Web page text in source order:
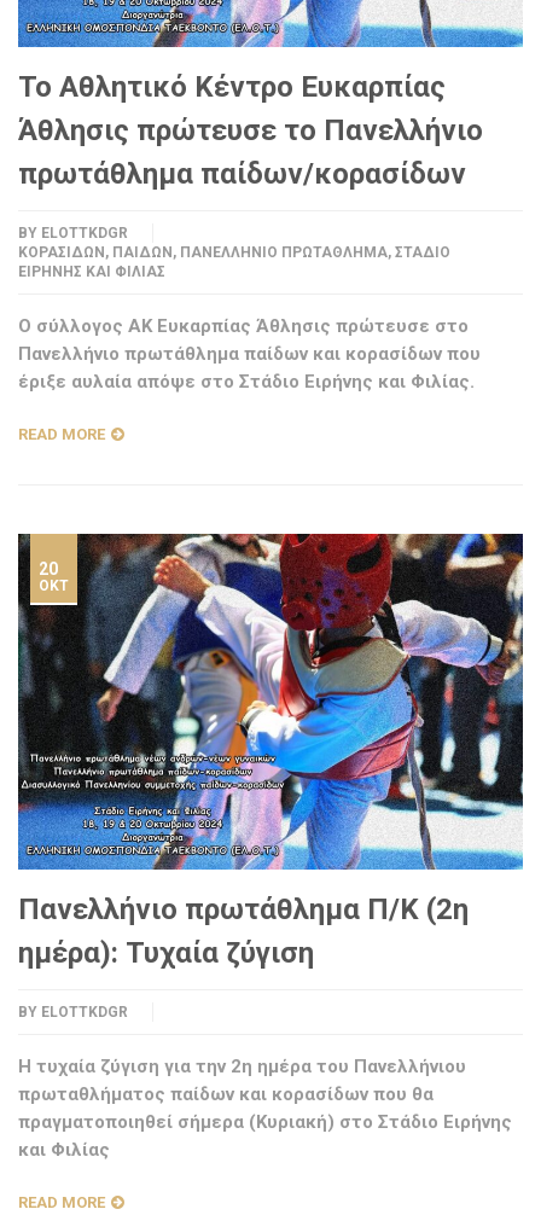
Το Αθλητικό Κέντρο Ευκαρπίας
Άθλησις πρώτευσε το Πανελλήνιο
πρωτάθλημα παίδων/κορασίδων
BY ELOTTKDGR
ΚΟΡΑΣΊΔΩΝ, ΠΑΊΔΩΝ, ΠΑΝΕΛΛΉΝΙΟ ΠΡΩΤΆΘΛΗΜΑ, ΣΤΆΔΙΟ
ΕΙΡΉΝΗΣ ΚΑΙ ΦΙΛΊΑΣ
O σύλλογος AK Ευκαρπίας Άθλησις πρώτευσε στο
Πανελλήνιο πρωτάθλημα παίδων και κορασίδων που
έριξε αυλαία απόψε στο Στάδιο Ειρήνης και Φιλίας.
READ MORE
20
ΟΚΤ
Πανελλήνιο πρωτάθλημα Π/Κ (2η
ημέρα): Τυχαία ζύγιση
BY ELOTTKDGR
H τυχαία ζύγιση για την 2η ημέρα του Πανελλήνιου
πρωταθλήματος παίδων και κορασίδων που θα
πραγματοποιηθεί σήμερα (Κυριακή) στο Στάδιο Ειρήνης
και Φιλίας
READ MORE